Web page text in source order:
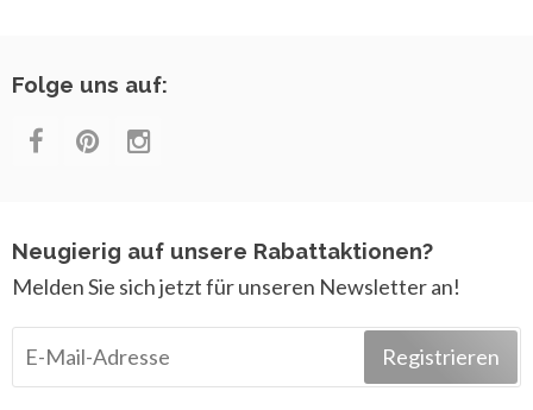
Folge uns auf:
Neugierig auf unsere Rabattaktionen?
Melden Sie sich jetzt für unseren Newsletter an!
Registrieren